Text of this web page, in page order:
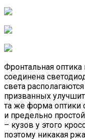
Фронтальная
соединена
света
призванных
та же форма оптики
и предельно
– кузов у этого
поэтому никакая